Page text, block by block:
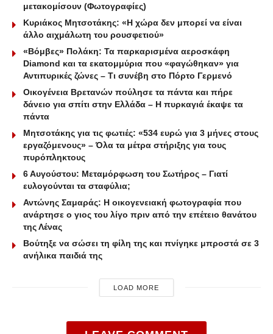
μετακομίσουν (Φωτογραφίες)
Κυριάκος Μητσοτάκης: «Η χώρα δεν μπορεί να είναι
άλλο αιχμάλωτη του ρουσφετιού»
«Βόμβες» Πολάκη: Τα παρκαρισμένα αεροσκάφη
Diamond και τα εκατομμύρια που «φαγώθηκαν» για
Αντιπυρικές ζώνες – Τι συνέβη στο Πόρτο Γερμενό
Οικογένεια Βρετανών πούλησε τα πάντα και πήρε
δάνειο για σπίτι στην Ελλάδα – Η πυρκαγιά έκαψε τα
πάντα
Μητσοτάκης για τις φωτιές: «534 ευρώ για 3 μήνες στους
εργαζόμενους» – Όλα τα μέτρα στήριξης για τους
πυρόπληκτους
6 Αυγούστου: Μεταμόρφωση του Σωτήρος – Γιατί
ευλογούνται τα σταφύλια;
Αντώνης Σαμαράς: Η οικογενειακή φωτογραφία που
ανάρτησε ο γιος του λίγο πριν από την επέτειο θανάτου
της Λένας
Βούτηξε να σώσει τη φίλη της και πνίγηκε μπροστά σε 3
ανήλικα παιδιά της
LOAD MORE